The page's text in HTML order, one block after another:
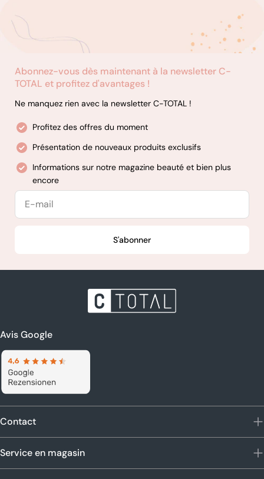
de qualité professionnelle, tels que les crèmes de rasage, les
après-rasages et les produits essentiels pour le soin de la
grâce à notre sélection de cires de haute qualité, de bandes
d'épilation à la cire et de produits de soins après l'épilation.
Abonnez-vous dès maintenant à la newsletter C-
TOTAL et profitez d'avantages !
Ne manquez rien avec la newsletter C-TOTAL !
Profitez des offres du moment
Présentation de nouveaux produits exclusifs
Informations sur notre magazine beauté et bien plus
encore
E-
S'abonner
Avis Google
Contact
Service en magasin